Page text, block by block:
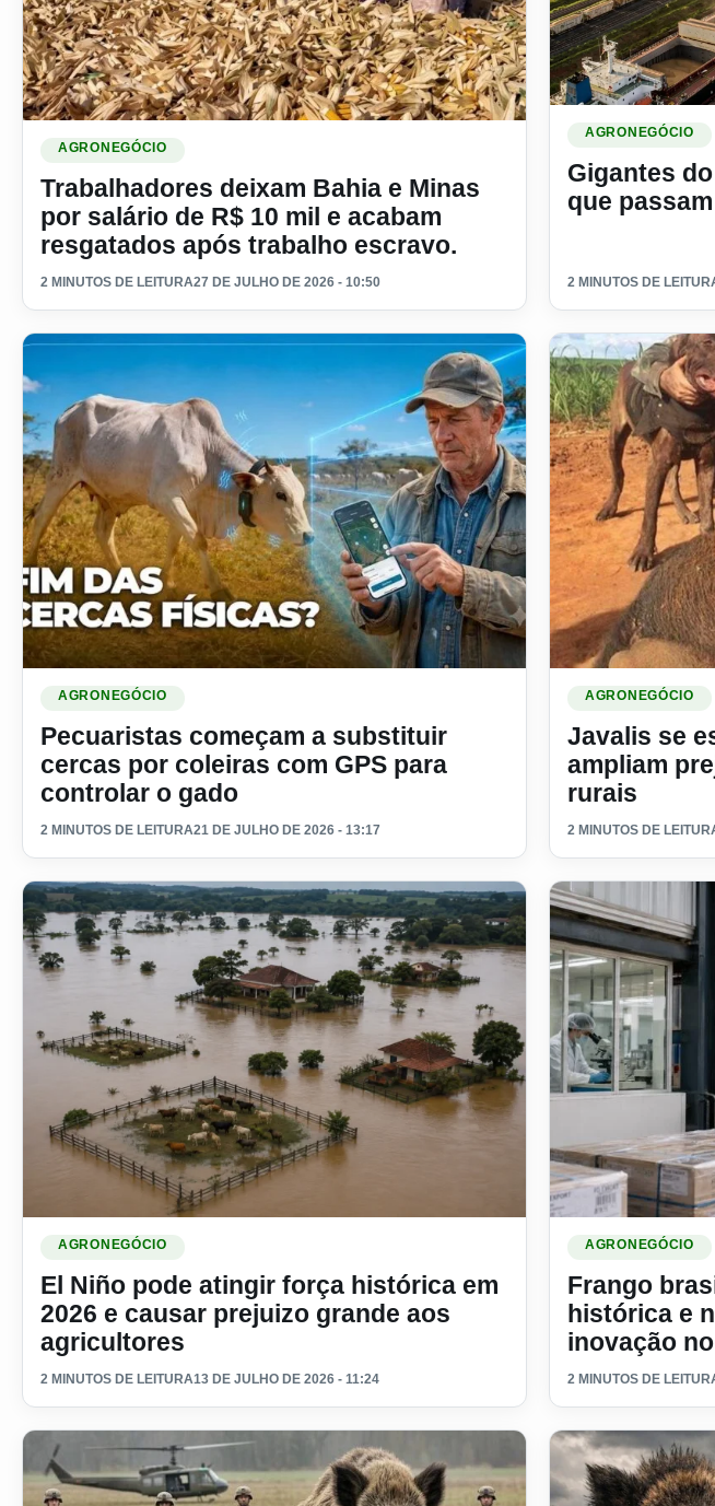
Ler materia: Trabalhadores deixam Bahia e Minas por salário de R$ 10 mil e acabam
AGRONEGÓCIO
Trabalhadores deixam Bahia e Minas
por salário de R$ 10 mil e acabam
resgatados após trabalho escravo.
2 MINUTOS DE LEITURA27 DE JULHO DE 2026 - 10:50
AGRONEGÓCIO
Gigantes
que
2 MINUTOS DE
AGRONEGÓCIO
Pecuaristas começam a substituir
cercas por coleiras com GPS para
controlar o gado
2 MINUTOS DE LEITURA21 DE JULHO DE 2026 - 13:17
Ler materia: Javalis
AGRONEGÓCIO
Javalis se
ampliam
rurais
2 MINUTOS DE
AGRONEGÓCIO
El Niño pode atingir força histórica em
2026 e causar prejuizo grande aos
agricultores
2 MINUTOS DE LEITURA13 DE JULHO DE 2026 - 11:24
AGRONEGÓCIO
Frango
histórica e
inovação
2 MINUTOS DE